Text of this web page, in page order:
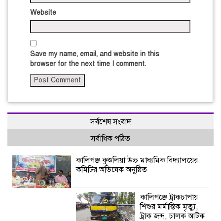
Website
Save my name, email, and website in this
browser for the next time I comment.
সর্বশেষ সংবাদ
সর্বাধিক পঠিত
কালিগঞ্জ কুশুলিয়া উচ্চ মাধ্যমিক বিদ্যালয়ের
কমিটির অভিষেক অনুষ্ঠিত
কালিগঞ্জে ট্রাকচাপায়
শিশুর মর্মান্তিক মৃত্যু,
ট্রাক জব্দ, চালক আটক